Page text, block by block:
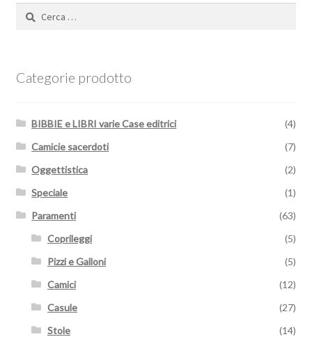
per:
Categorie prodotto
BIBBIE e LIBRI varie Case editrici
(4)
Camicie sacerdoti
(7)
Oggettistica
(2)
Speciale
(1)
Paramenti
(63)
Coprileggi
(5)
Pizzi e Galloni
(5)
Camici
(12)
Casule
(27)
Stole
(14)